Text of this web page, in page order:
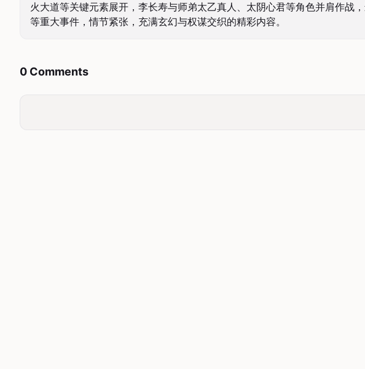
火大道等关键元素展开，李长寿与师弟太乙真人、太阴心君等角色并肩作战
等重大事件，情节紧张，充满玄幻与权谋交织的精彩内容。
0 Comments